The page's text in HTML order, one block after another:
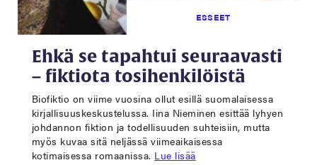
ESSEET
Ehkä se tapahtui seuraavasti
– fiktiota tosihenkilöistä
Biofiktio on viime vuosina ollut esillä suomalaisessa
kirjallisuuskeskustelussa. Iina Nieminen esittää lyhyen
johdannon fiktion ja todellisuuden suhteisiin, mutta
myös kuvaa sitä neljässä viimeaikaisessa
kotimaisessa romaanissa. Lue lisää